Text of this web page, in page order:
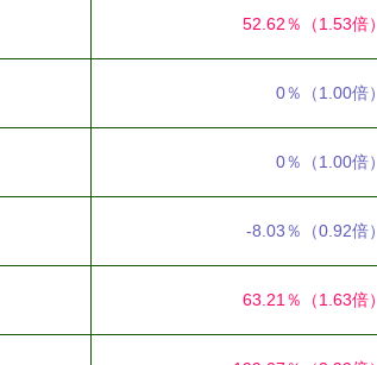
52.62％ （1.53倍）
0％ （1.00倍）
0％ （1.00倍）
-8.03％ （0.92倍）
63.21％ （1.63倍）